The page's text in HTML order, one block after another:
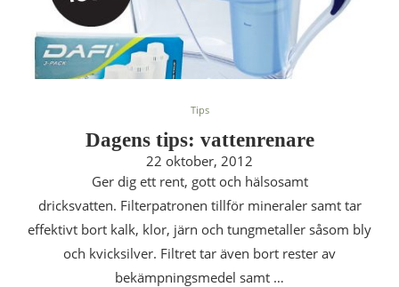
Tips
Dagens tips: vattenrenare
22 oktober, 2012
Ger dig ett rent, gott och hälsosamt
dricksvatten. Filterpatronen tillför mineraler samt tar
effektivt bort kalk, klor, järn och tungmetaller såsom bly
och kvicksilver. Filtret tar även bort rester av
bekämpningsmedel samt …